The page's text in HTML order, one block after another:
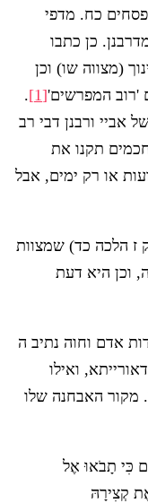
כח. מדפי
כן כתבו
(מצווה שו) וכן
'רוב המפרשים'[1]
.
ורבנן דבי רב
תקנו את
או רק ימים, אבל
ז הלכה כד) שמצוות
וכן היא דעת
אדם וחוה נתיב ה
ואילו
מקור האבחנה שלו
כִּי תָבֹאוּ אֶל
קְצִירָהּ